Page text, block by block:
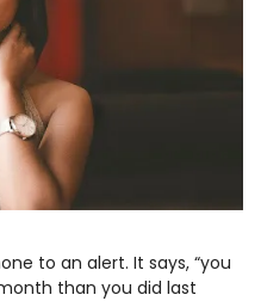
to an alert. It says, “you
than you did last